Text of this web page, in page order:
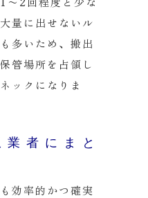
量に出せないル
多いため、搬出
管場所を占領し
ックになりま
者にまと
効率的かつ確実